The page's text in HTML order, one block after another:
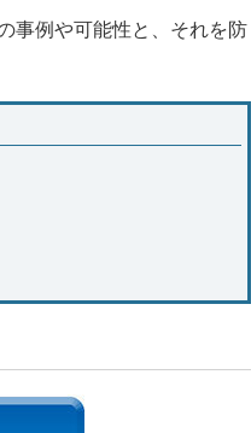
事例や可能性と、それを防